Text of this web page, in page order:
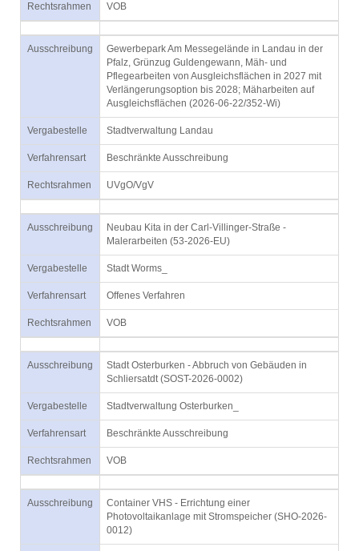
Rechtsrahmen VOB
Ausschreibung
Gewerbepark Am Messegelände in Landau in der
Pfalz, Grünzug Guldengewann, Mäh- und
Pflegearbeiten von Ausgleichsflächen in 2027 mit
Verlängerungsoption bis 2028; Mäharbeiten auf
Ausgleichsflächen (2026-06-22/352-Wi)
Vergabestelle Stadtverwaltung Landau
Verfahrensart Beschränkte Ausschreibung
Rechtsrahmen UVgO/VgV
Ausschreibung
Neubau Kita in der Carl-Villinger-Straße -
Malerarbeiten (53-2026-EU)
Vergabestelle Stadt Worms_
Verfahrensart Offenes Verfahren
Rechtsrahmen VOB
Ausschreibung
Stadt Osterburken - Abbruch von Gebäuden in
Schliersatdt (SOST-2026-0002)
Vergabestelle Stadtverwaltung Osterburken_
Verfahrensart Beschränkte Ausschreibung
Rechtsrahmen VOB
Ausschreibung
Container VHS - Errichtung einer
Photovoltaikanlage mit Stromspeicher (SHO-2026-
0012)